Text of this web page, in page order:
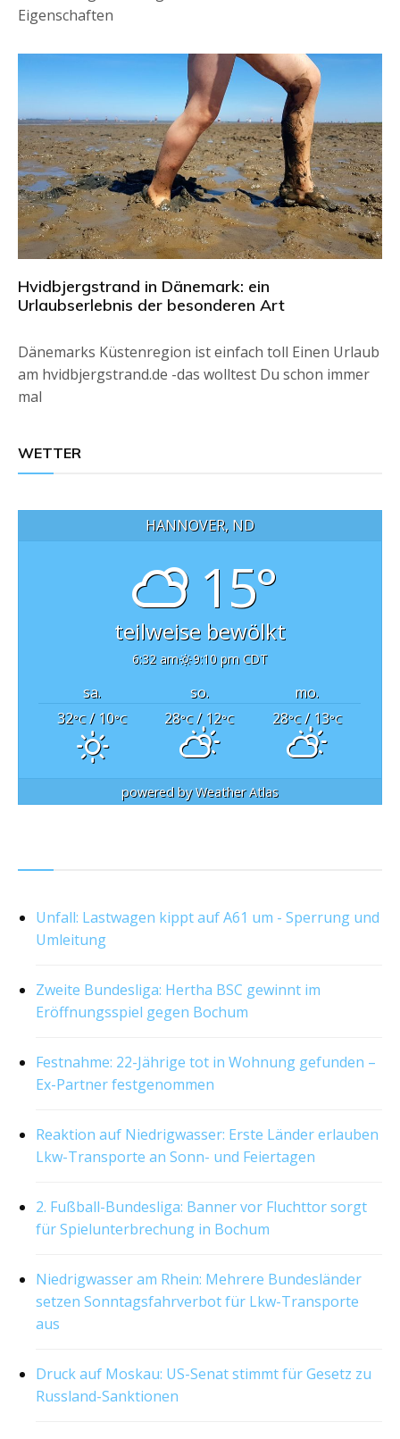
Eigenschaften
Hvidbjergstrand in Dänemark: ein
Urlaubserlebnis der besonderen Art
Dänemarks Küstenregion ist einfach toll Einen Urlaub
am hvidbjergstrand.de -das wolltest Du schon immer
mal
WETTER
HANNOVER, ND
15°
teilweise bewölkt
6:32 am 9:10 pm CDT
sa. so.
mo.
32°C/ 10°C 28°C/ 12°C 28°C/ 13°C
powered byWeather Atlas
Unfall: Lastwagen kippt auf A61 um - Sperrung und
Umleitung
Zweite Bundesliga: Hertha BSC gewinnt im
Eröffnungsspiel gegen Bochum
Festnahme: 22-Jährige tot in Wohnung gefunden –
Ex-Partner festgenommen
Reaktion auf Niedrigwasser: Erste Länder erlauben
Lkw-Transporte an Sonn- und Feiertagen
2. Fußball-Bundesliga: Banner vor Fluchttor sorgt
für Spielunterbrechung in Bochum
Niedrigwasser am Rhein: Mehrere Bundesländer
setzen Sonntagsfahrverbot für Lkw-Transporte
aus
Druck auf Moskau: US-Senat stimmt für Gesetz zu
Russland-Sanktionen